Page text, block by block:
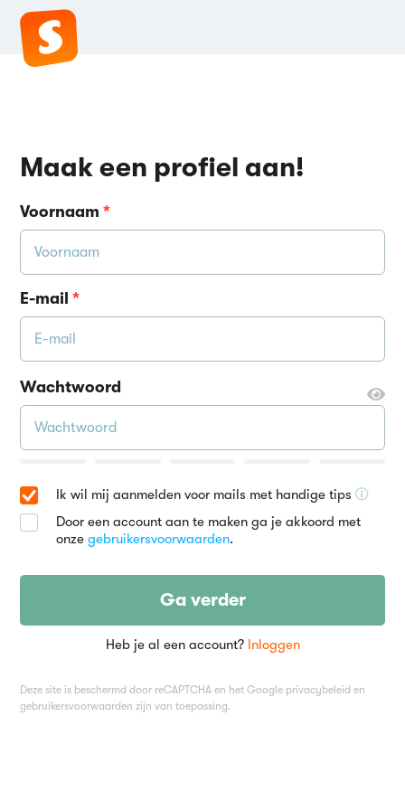
Maak een profiel aan!
Voornaam*
E-mail*
Wachtwoord
Ik wil mij aanmelden voor mails met handige tips
Door een account aan te maken ga je akkoord met
onzegebruikersvoorwaarden.
Deze site is beschermd door reCAPTCHA en het Google privacybeleid en
gebruikersvoorwaarden zijn van toepassing.
Ga verder
Heb je al een account? Inloggen